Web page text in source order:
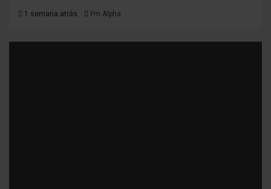
1 semana atrás Fm Alpha